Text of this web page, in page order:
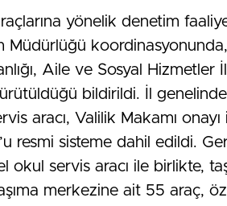
yönelik denetim
Müdürlüğü
Aile ve Sosyal Hizmetler
bildirildi. İl
aracı, Valilik Makamı onayı
resmi sisteme dahil edildi.
servis aracı ile birlikte,
merkezine ait 55 araç,